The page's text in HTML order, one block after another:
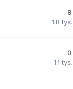
8
1.8 tys.
0
1.1 tys.